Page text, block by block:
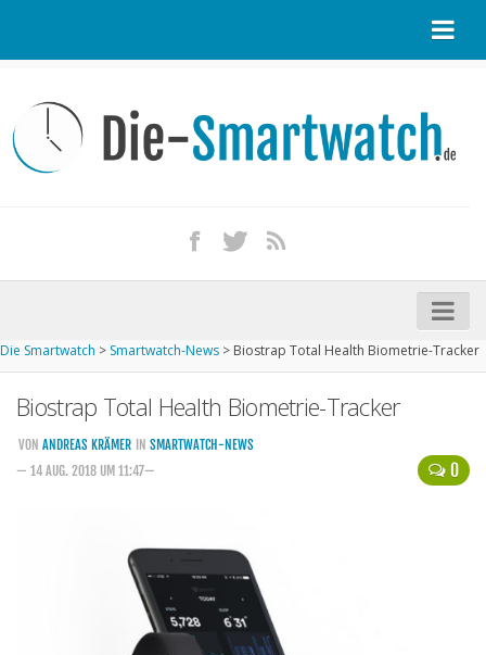
Kontakt / Tipp geben
Impressum
iPhone kaufen
Startseite
Aktuelle Smartwatches im Test
Kommende Smartwatches
Smartphonetarife
Datentarife
Die Smartwatch > Smartwatch-News > Biostrap Total Health Biometrie-Tracker
Biostrap Total Health Biometrie-Tracker
0
VON ANDREAS KRÄMER IN SMARTWATCH-NEWS
— 14 AUG. 2018 UM 11:47—